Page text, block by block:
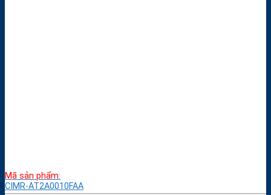
Mã sản phẩm:
CIMR-AT2A0010FAA